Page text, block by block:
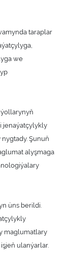
taraplar
we
jenaýatçylykly
Şunuň
alyşmaga
üns berildi.
maglumatlary
ulanýarlar.